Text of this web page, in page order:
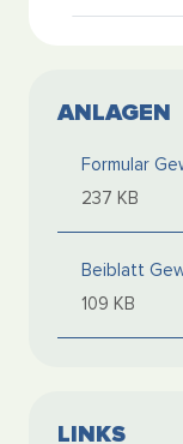
ANLAGEN
Formular
237 KB
Beiblatt
109 KB
LINKS